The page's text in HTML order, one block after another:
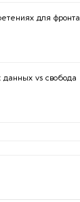
для фронта
vs свобода